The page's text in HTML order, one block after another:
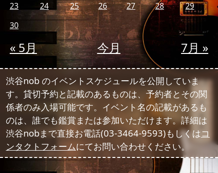
« 5月 今月 7月 »
23
24 25 26 27 28
29
30
渋谷nob のイベントスケジュールを公開していま
す。貸切予約と記載のあるものは、予約者とその関
係者のみ入場可能です。イベント名の記載があるも
のは、誰でも鑑賞または参加いただけます。詳細は
渋谷nobまで直接お電話(03-3464-9593)もしくはコ
ンタクトフォームにてお問い合わせください。